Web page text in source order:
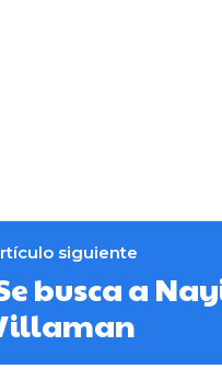
siguiente
busca a